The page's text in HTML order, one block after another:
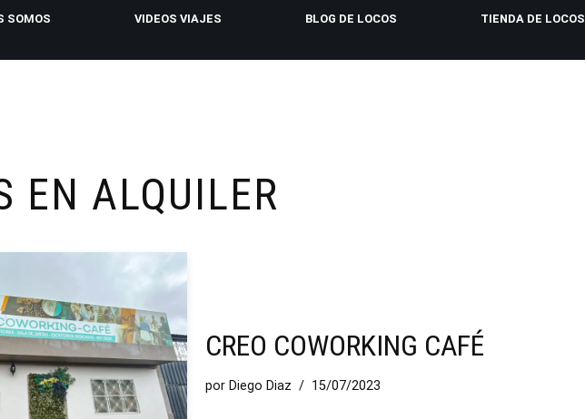
SOMOS VIDEOS VIAJES BLOG DE LOCOS TIENDA DE LOCOS
EN ALQUILER
CREO COWORKING CAFÉ
por Diego Diaz 15/07/2023